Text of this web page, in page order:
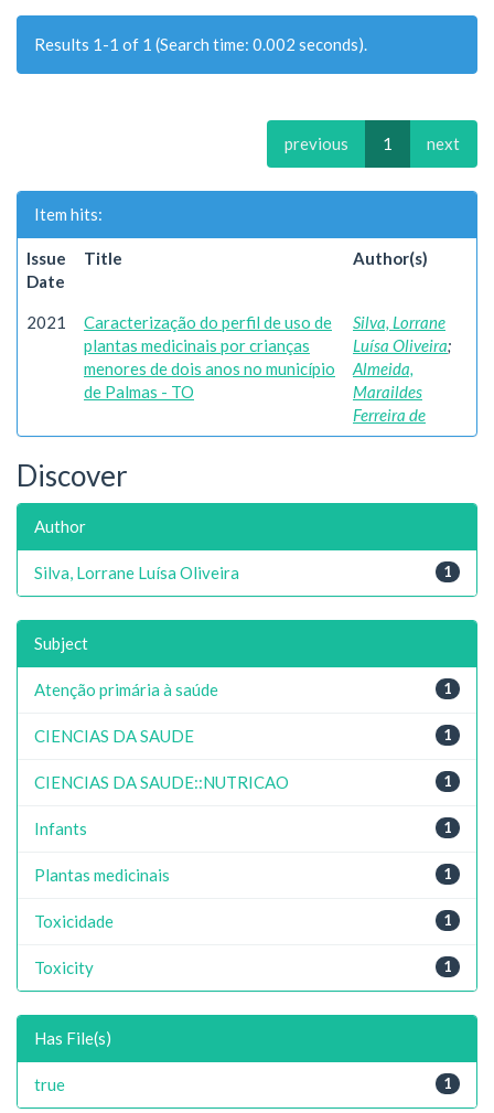
Results 1-1 of 1 (Search time: 0.002 seconds).
previous 1 next
Item hits:
Issue
Date
Title Author(s)
2021
Caracterização do perfil de uso de
plantas medicinais por crianças
menores de dois anos no município
de Palmas - TO
Silva, Lorrane
Luísa Oliveira;
Almeida,
Maraildes
Ferreira de
Discover
Author
1
Silva, Lorrane Luísa Oliveira
Subject
1
Atenção primária à saúde
1
CIENCIAS DA SAUDE
1
CIENCIAS DA SAUDE::NUTRICAO
1
Infants
1
Plantas medicinais
1
Toxicidade
1
Toxicity
Has File(s)
1
true